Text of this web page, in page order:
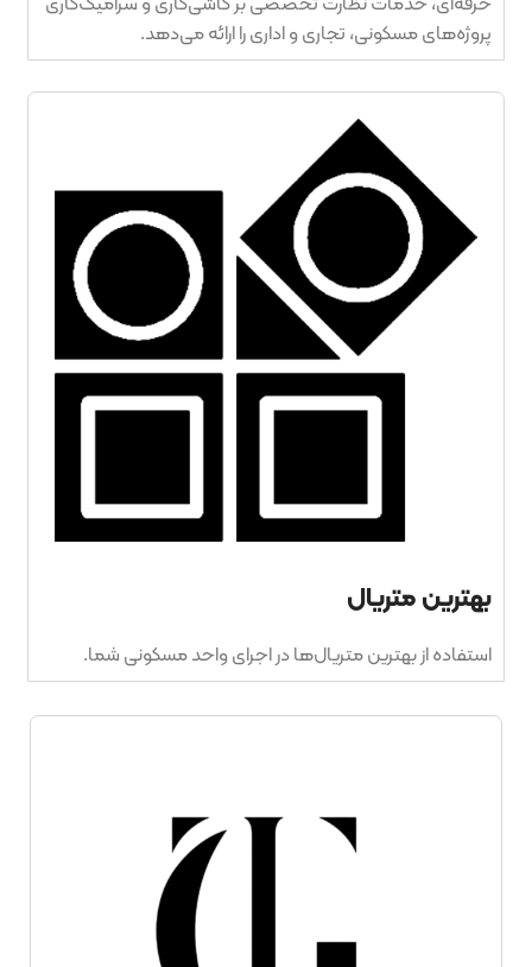
پروژه‌های مسکونی، تجاری و اداری را ارائه می‌دهد.
بهترین متریال
استفاده از بهترین متریال‌ها در اجرای واحد مسکونی شما.